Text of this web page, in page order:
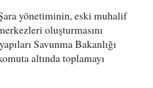
yönetiminin, eski muhalif
oluşturmasını
Savunma Bakanlığı
altında toplamayı